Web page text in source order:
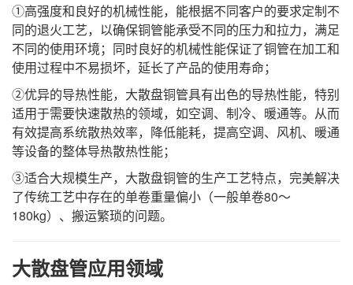
①高强度和良好的机械性能，能根据不同客户的要求定制不
同的退火工艺，以确保铜管能承受不同的压力和拉力，满足
不同的使用环境；同时良好的机械性能保证了铜管在加工和
使用过程中不易损坏，延长了产品的使用寿命；
②优异的导热性能，大散盘铜管具有出色的导热性能，特别
适用于需要快速散热的领域，如空调、制冷、暖通等。从而
有效提高系统散热效率，降低能耗，提高空调、风机、暖通
等设备的整体导热散热性能；
③适合大规模生产，大散盘铜管的生产工艺特点，完美解决
了传统工艺中存在的单卷重量偏小（一般单卷80～
180kg）、搬运繁琐的问题。
大散盘管应用领域